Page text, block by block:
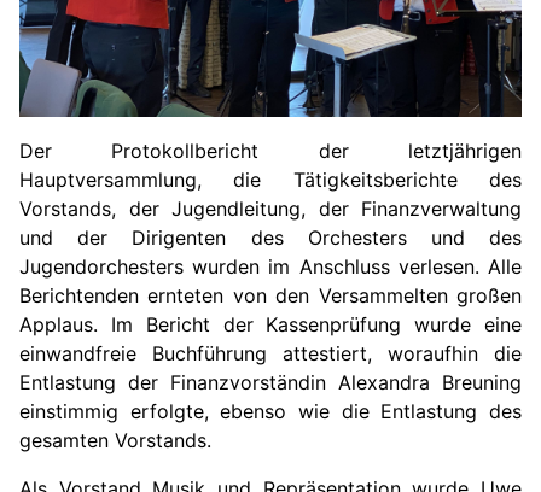
Der Protokollbericht der letztjährigen
Hauptversammlung, die Tätigkeitsberichte des
Vorstands, der Jugendleitung, der Finanzverwaltung
und der Dirigenten des Orchesters und des
Jugendorchesters wurden im Anschluss verlesen. Alle
Berichtenden ernteten von den Versammelten großen
Applaus. Im Bericht der Kassenprüfung wurde eine
einwandfreie Buchführung attestiert, woraufhin die
Entlastung der Finanzvorständin Alexandra Breuning
einstimmig erfolgte, ebenso wie die Entlastung des
gesamten Vorstands.